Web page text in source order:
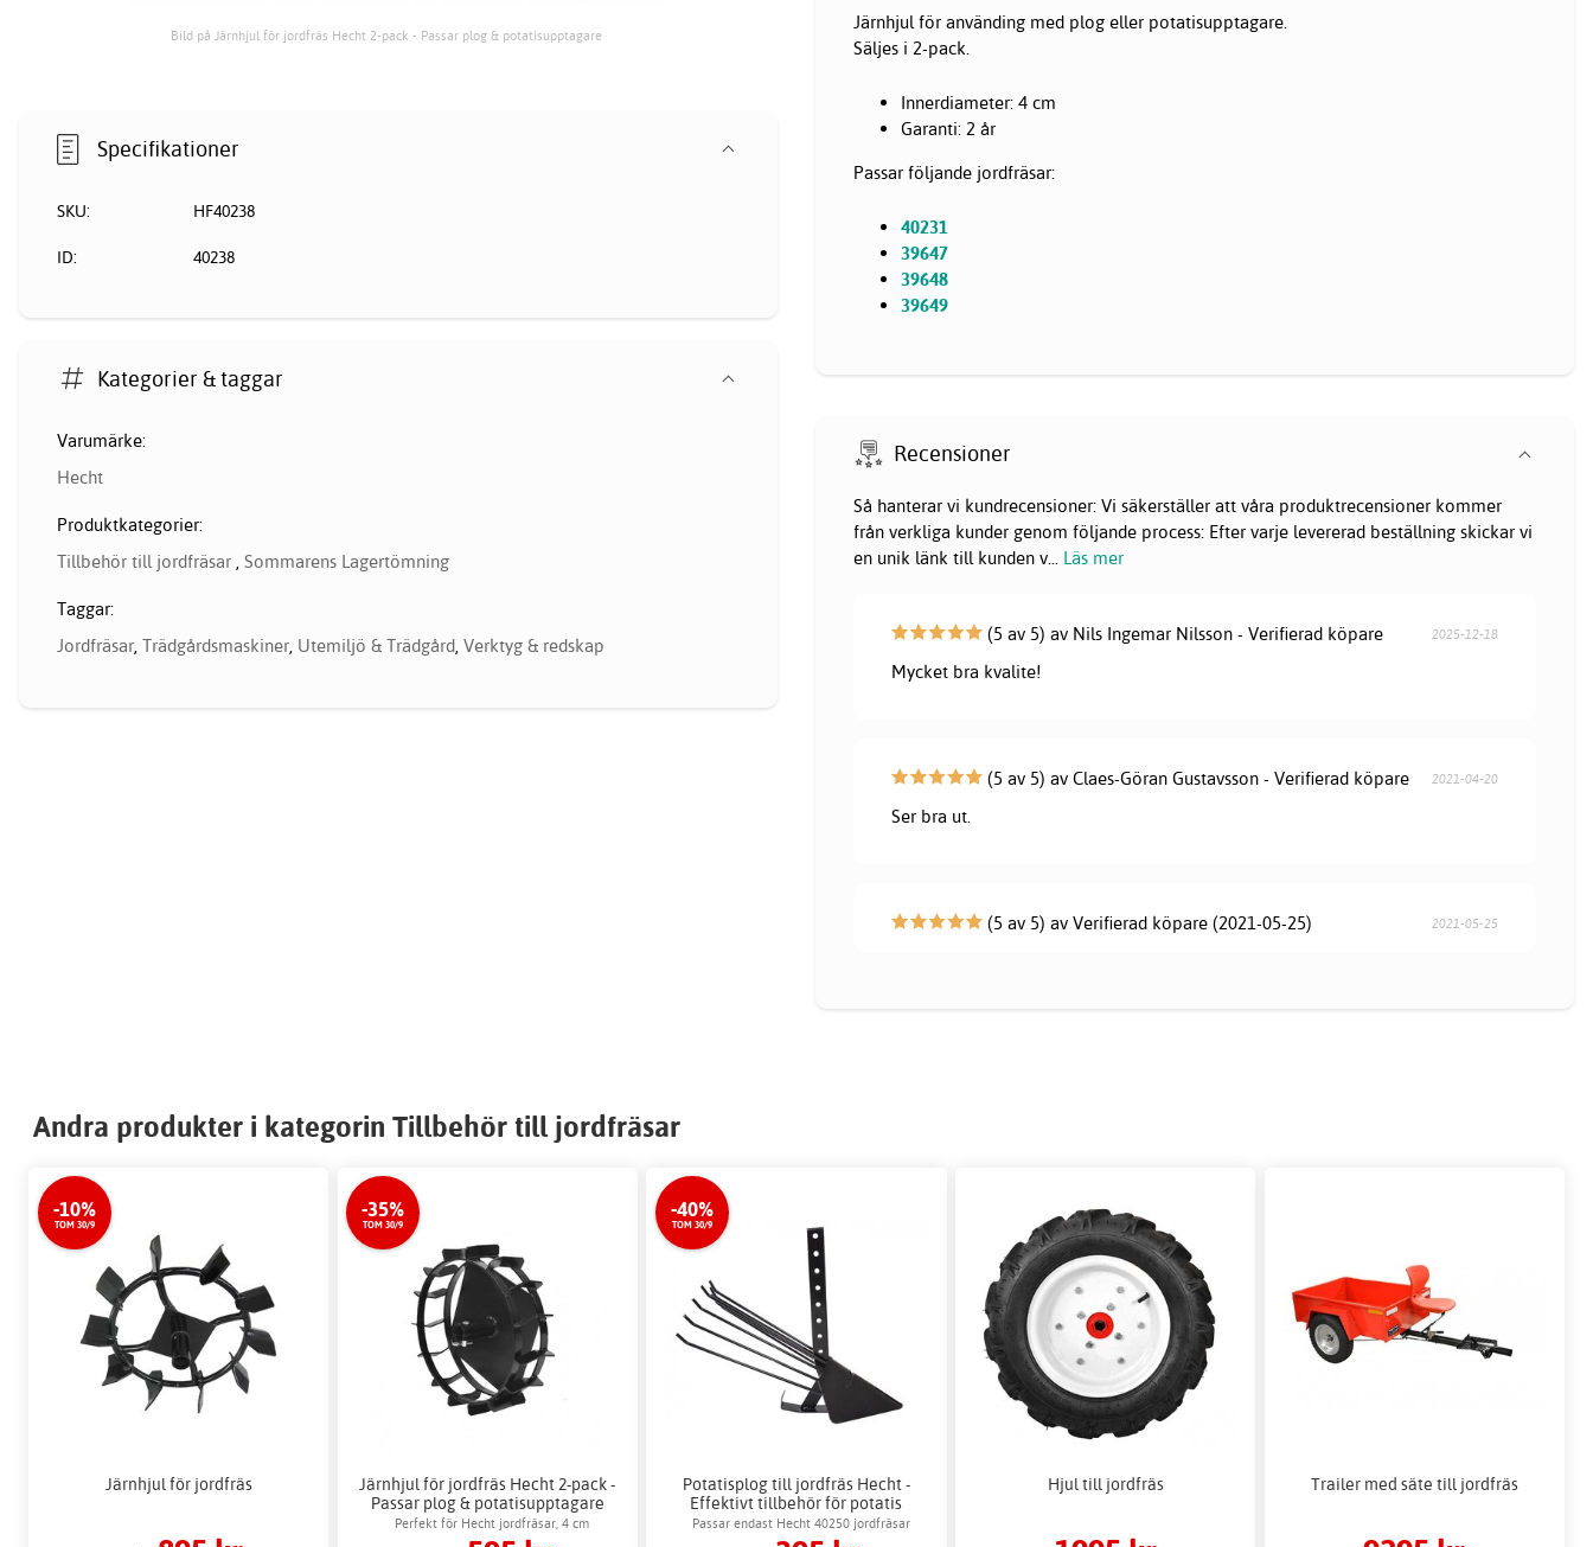
Bild på Järnhjul för jordfräs Hecht 2-pack - Passar plog & potatisupptagare
Järnhjul för använding med plog eller potatisupptagare.
Säljes i 2-pack.
Innerdiameter: 4 cm
Garanti: 2 år
Passar följande jordfräsar:
40231
39647
39648
39649
Specifikationer
SKU: HF40238
ID: 40238
Kategorier & taggar
Varumärke:
Hecht
Produktkategorier:
Tillbehör till jordfräsar , Sommarens Lagertömning
Taggar:
Jordfräsar, Trädgårdsmaskiner, Utemiljö & Trädgård, Verktyg & redskap
Recensioner
Så hanterar vi kundrecensioner: Vi säkerställer att våra produktrecensioner kommer
från verkliga kunder genom följande process: Efter varje levererad beställning skickar vi
en unik länk till kunden v
Läs mer
(5 av 5) av Nils Ingemar Nilsson - Verifierad köpare 2025-12-18
Mycket bra kvalite!
(5 av 5) av Claes-Göran Gustavsson - Verifierad köpare 2021-04-20
Ser bra ut.
(5 av 5) av Verifierad köpare (2021-05-25) 2021-05-25
Andra produkter i kategorin Tillbehör till jordfräsar
-10%
TOM 30/9
Järnhjul för jordfräs
-35%
TOM 30/9
Järnhjul för jordfräs Hecht 2-pack -
Passar plog & potatisupptagare
Perfekt för Hecht jordfräsar, 4 cm
innerdiameter
-40%
TOM 30/9
Potatisplog till jordfräs Hecht -
Effektivt tillbehör för potatis
Passar endast Hecht 40250 jordfräsar
Hjul till jordfräs Trailer med säte till jordfräs